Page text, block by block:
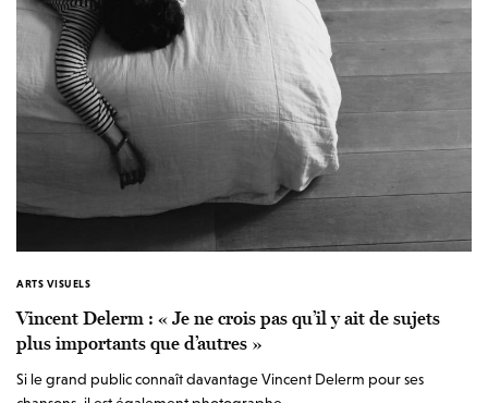
ARTS VISUELS
Vincent Delerm : « Je ne crois pas qu’il y ait de sujets
plus importants que d’autres »
Si le grand public connaît davantage Vincent Delerm pour ses